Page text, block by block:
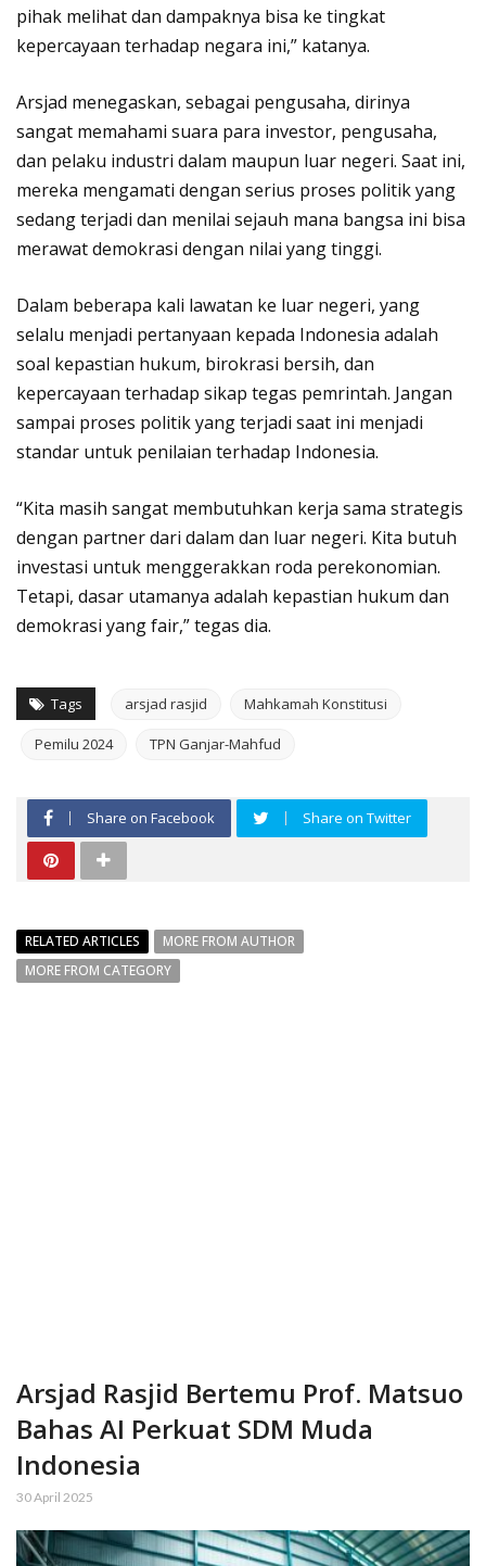
pihak melihat dan dampaknya bisa ke tingkat
kepercayaan terhadap negara ini,” katanya.
Arsjad menegaskan, sebagai pengusaha, dirinya
sangat memahami suara para investor, pengusaha,
dan pelaku industri dalam maupun luar negeri. Saat ini,
mereka mengamati dengan serius proses politik yang
sedang terjadi dan menilai sejauh mana bangsa ini bisa
merawat demokrasi dengan nilai yang tinggi.
Dalam beberapa kali lawatan ke luar negeri, yang
selalu menjadi pertanyaan kepada Indonesia adalah
soal kepastian hukum, birokrasi bersih, dan
kepercayaan terhadap sikap tegas pemrintah. Jangan
sampai proses politik yang terjadi saat ini menjadi
standar untuk penilaian terhadap Indonesia.
“Kita masih sangat membutuhkan kerja sama strategis
dengan partner dari dalam dan luar negeri. Kita butuh
investasi untuk menggerakkan roda perekonomian.
Tetapi, dasar utamanya adalah kepastian hukum dan
demokrasi yang fair,” tegas dia.
Tags arsjad rasjid Mahkamah Konstitusi
Pemilu 2024 TPN Ganjar-Mahfud
Share on Facebook Share on Twitter
RELATED ARTICLES
MORE FROM AUTHOR
MORE FROM CATEGORY
Arsjad Rasjid Bertemu Prof. Matsuo
Bahas AI Perkuat SDM Muda
Indonesia
30 April 2025